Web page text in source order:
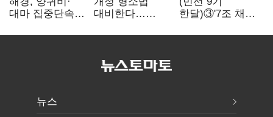
대마 집중단속…
249명 검거
대비한다…
'수사혁신TF'
한달)③'7조 채무'
추미애, 20년만에
뉴스